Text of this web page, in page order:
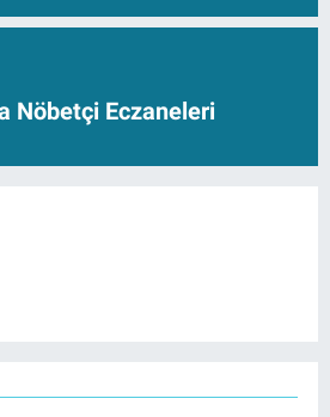
Nöbetçi Eczaneleri